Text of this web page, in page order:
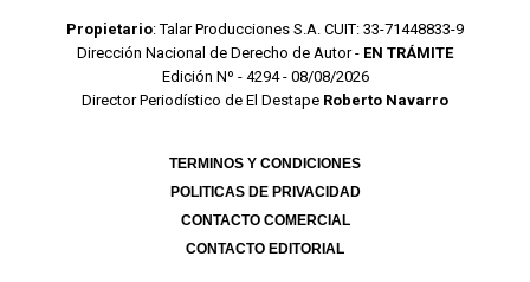
Propietario: Talar Producciones S.A. CUIT: 33-71448833-9
Dirección Nacional de Derecho de Autor - EN TRÁMITE
Edición Nº - 4294 - 08/08/2026
Director Periodístico de El Destape Roberto Navarro
TERMINOS Y CONDICIONES
POLITICAS DE PRIVACIDAD
CONTACTO COMERCIAL
CONTACTO EDITORIAL